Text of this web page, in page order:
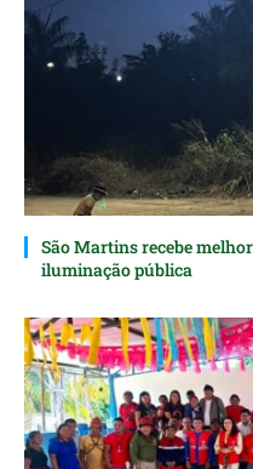
São Martins recebe
iluminação pública